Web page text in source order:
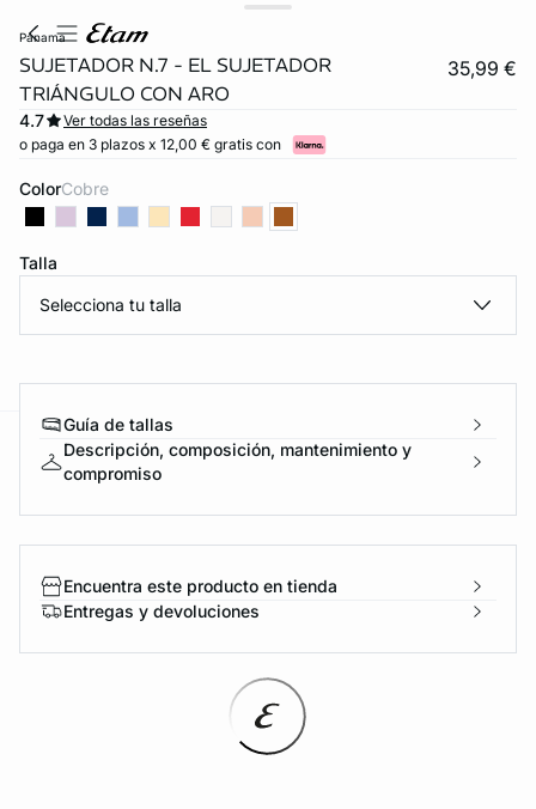
panama
SUJETADOR N.7 - EL SUJETADOR
TRIÁNGULO CON ARO
35,99 €
4.7
Ver todas las reseñas
o paga en 3 plazos x 12,00 € gratis con
Color cobre
Talla
Selecciona tu talla
Guía de tallas
Descripción, composición, mantenimiento y
compromiso
Encuentra este producto en tienda
Entregas y devoluciones